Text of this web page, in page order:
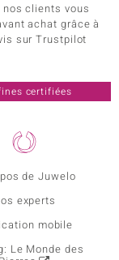
de Juwelo
experts
mobile
Le Monde des
nos clients vous
achat grâce à
sur Trustpilot
certifiées